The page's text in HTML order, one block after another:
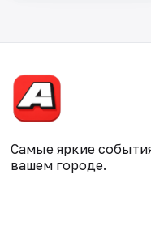
Самые яркие
вашем городе.